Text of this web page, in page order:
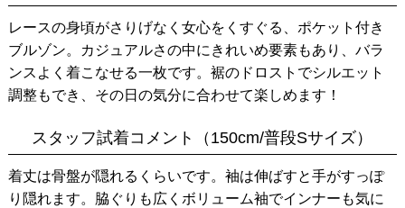
レースの身頃がさりげなく女心をくすぐる、ポケット付き
ブルゾン。カジュアルさの中にきれいめ要素もあり、バラ
ンスよく着こなせる一枚です。裾のドロストでシルエット
調整もでき、その日の気分に合わせて楽しめます！
スタッフ試着コメント（150cm/普段Sサイズ）
着丈は骨盤が隠れるくらいです。袖は伸ばすと手がすっぽ
り隠れます。脇ぐりも広くボリューム袖でインナーも気に